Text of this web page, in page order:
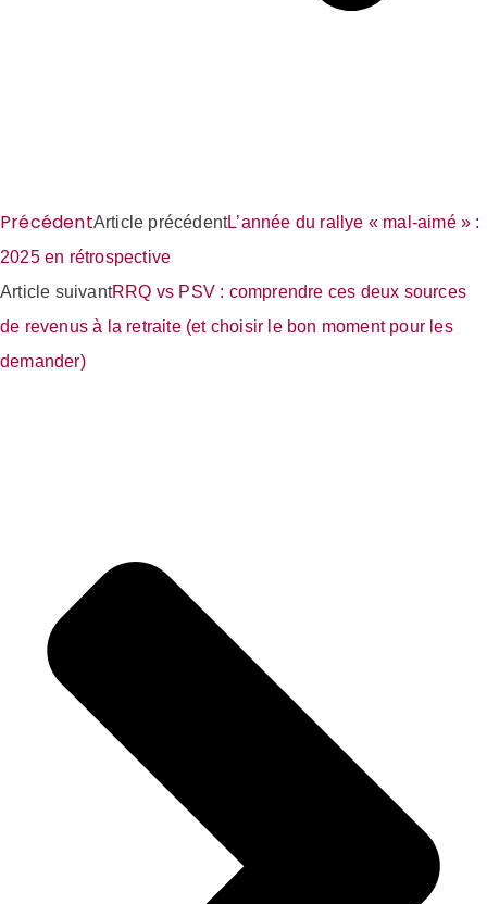
PrécédentArticle précédentL’année du rallye « mal-aimé » :
2025 en rétrospective
Article suivantRRQ vs PSV : comprendre ces deux sources
de revenus à la retraite (et choisir le bon moment pour les
demander)